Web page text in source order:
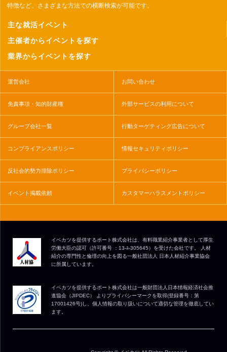
特徴など、さまざまな方法での横断検索が可能です。
主な就活イベント
主催者からイベントを探す
業界からイベントを探す
運営会社 お問い合わせ
免責事項・知的財産権 外部サービスの利用について
グループ会社一覧 行動ターゲティング広告について
コンプライアンスポリシー 情報セキュリティポリシー
反社会的勢力排除ポリシー プライバシーポリシー
イベント掲載依頼 カスタマーハラスメントポリシー